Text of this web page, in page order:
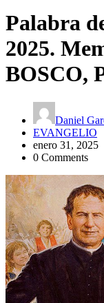
Palabra
2025.
BOSCO,
Daniel
EVANGELIO
enero 31, 2025
0 Comments